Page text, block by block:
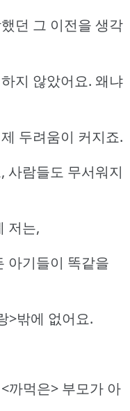
던 그 이전을 생각
지 않았어요. 왜냐
두려움이 커지죠.
사람들도 무서워지
저는,
아기들이 똑같을
>밖에 없어요.
까먹은> 부모가 아